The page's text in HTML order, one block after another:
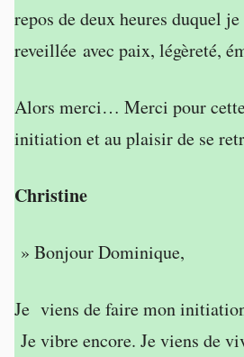
repos de deux heures duquel
reveillée avec paix, légèreté,
Alors merci… Merci pour
initiation et au plaisir de se
Christine
» Bonjour Dominique,
Je viens de faire mon
Je vibre encore. Je viens de